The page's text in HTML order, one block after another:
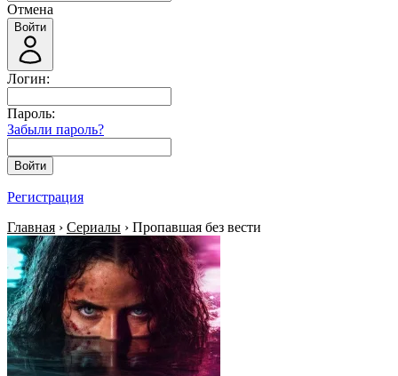
Отмена
Войти
Логин:
Пароль:
Забыли пароль?
Войти
Регистрация
Главная › Сериалы › Пропавшая без вести